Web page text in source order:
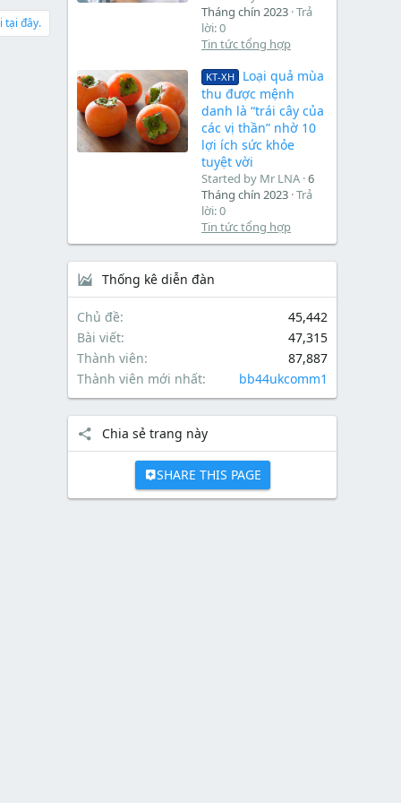
tại đây.
Tháng chín 2023 Trả
lời: 0
Tin tức tổng hợp
KT-XH
Loại quả mùa
thu được mệnh
danh là “trái cây của
các vị thần” nhờ 10
lợi ích sức khỏe
tuyệt vời
Started by Mr LNA 6
Tháng chín 2023 Trả
lời: 0
Tin tức tổng hợp
Thống kê diễn đàn
Chủ đề
45,442
Bài viết
47,315
Thành viên
87,887
Thành viên mới nhất
bb44ukcomm1
Chia sẻ trang này
SHARE THIS PAGE